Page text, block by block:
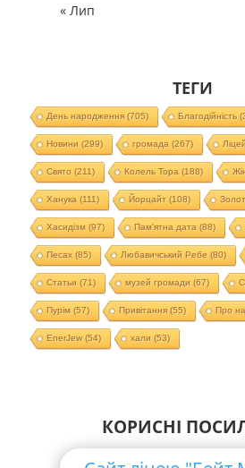
« Лип
ТЕГИ
День народження(705) Благодійність
Новини (299) громада (267)
Свято (211) Колель Тора (188)
Ханука (111) Йорцайт (108)
Хасидізм (97) Пам'ятна дата (88)
Песах(85) Любавичський Ребе (80)
Статьи (71) музей громади (67)
Пурім (57) Привітання(55) Про
EnerJew(54) хали (53)
КОРИСНІ